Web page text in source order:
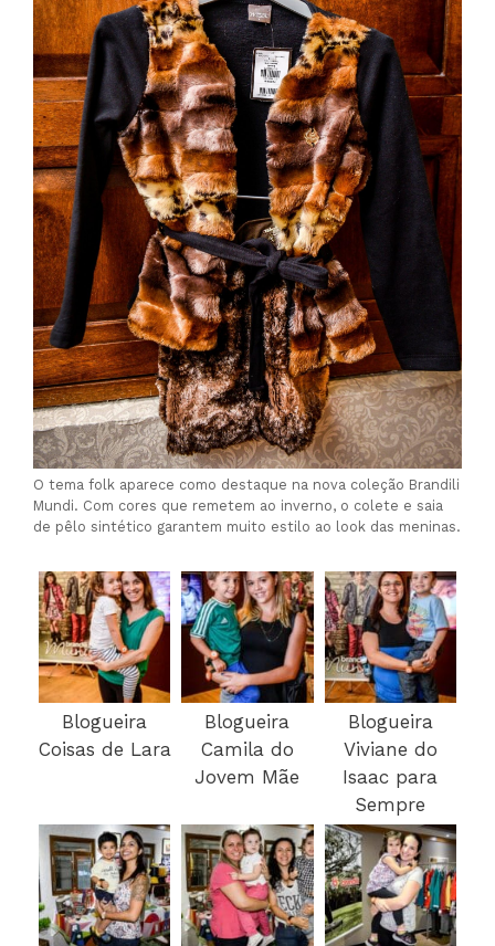
O tema folk aparece como destaque na nova coleção Brandili
Mundi. Com cores que remetem ao inverno, o colete e saia
de pêlo sintético garantem muito estilo ao look das meninas.
Blogueira
Coisas de Lara
Blogueira
Camila do
Jovem Mãe
Blogueira
Viviane do
Isaac para
Sempre